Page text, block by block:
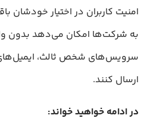
امنیت کاربران در اختیار خودشان
به شرکت‌ها امکان می‌دهد بدون
سرویس‌های شخص ثالث،
ارسال کنند.
در ادامه خواهید خواند: